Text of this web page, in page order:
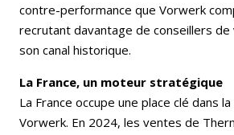
contre-performance que Vorwerk
recrutant davantage de conseillers de
son canal historique.
La France, un moteur stratégique
La France occupe une place clé dans
Vorwerk. En 2024, les ventes de